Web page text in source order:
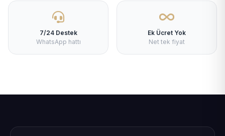
7/24 Destek
WhatsApp hattı
Ek Ücret Yok
Net tek fiyat